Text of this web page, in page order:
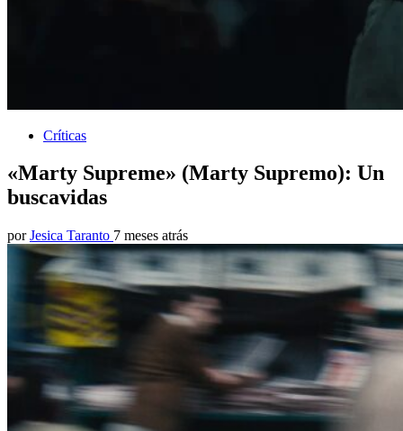
Críticas
«Marty Supreme» (Marty Supremo): Un
buscavidas
por Jesica Taranto 7 meses atrás